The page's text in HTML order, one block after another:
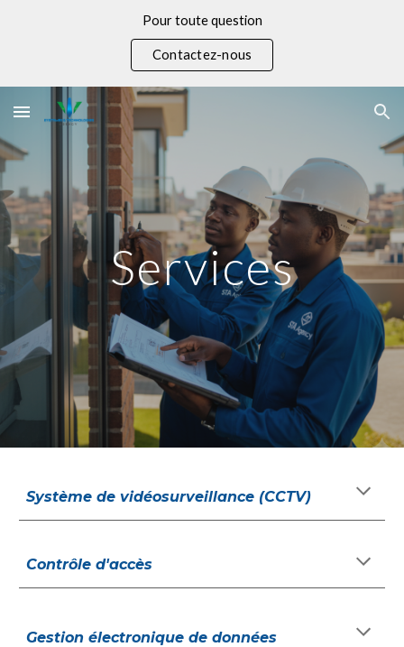
Pour toute question
Contactez-nous
Services
Système de vidéosurveillance (CCTV)
Contrôle d'accès
Gestion électronique de données